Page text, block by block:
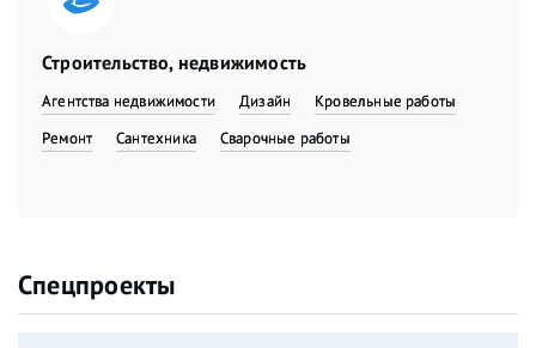
Строительство, недвижимость
Агентства недвижимости Дизайн
Кровельные работы
Ремонт
Сантехника Сварочные работы
Спецпроекты